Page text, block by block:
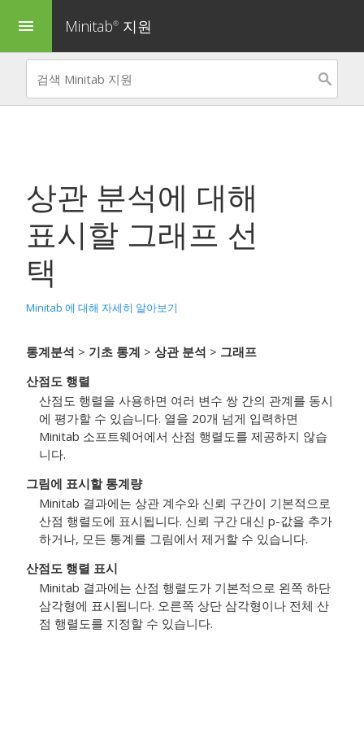
menu Minitab® 지원
상관 분석에 대해
표시할 그래프 선
택
Minitab 에 대해 자세히 알아보기
통계분석 > 기초 통계 > 상관 분석 > 그래프
산점도 행렬
산점도 행렬을 사용하면 여러 변수 쌍 간의 관계를 동시
에 평가할 수 있습니다. 열을 20개 넘게 입력하면
Minitab 소프트웨어에서 산점 행렬도를 제공하지 않습
니다.
그림에 표시할 통계량
Minitab 결과에는 상관 계수와 신뢰 구간이 기본적으로
산점 행렬도에 표시됩니다. 신뢰 구간 대신 p-값을 추가
하거나, 모든 통계를 그림에서 제거할 수 있습니다.
산점도 행렬 표시
Minitab 결과에는 산점 행렬도가 기본적으로 왼쪽 하단
삼각형에 표시됩니다. 오른쪽 상단 삼각형이나 전체 산
점 행렬도를 지정할 수 있습니다.